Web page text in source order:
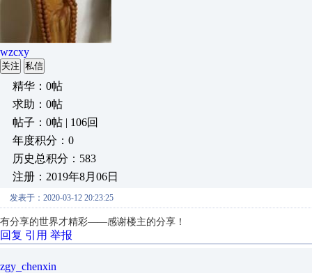
wzcxy
关注 私信
精华：0帖
求助：0帖
帖子：0帖 | 106回
年度积分：0
历史总积分：583
注册：2019年8月06日
发表于：2020-03-12 20:23:25
有分享的世界才精彩——感谢楼主的分享！
回复 引用 举报
zgy_chenxin